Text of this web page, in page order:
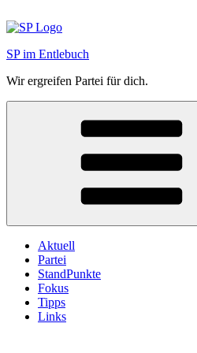
Inhalt
SP im Entlebuch
Wir ergreifen Partei für dich.
Aktuell
Partei
StandPunkte
Fokus
Tipps
Links